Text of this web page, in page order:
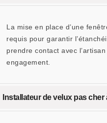
La mise en place d’une
requis pour garantir
prendre contact avec
engagement.
Installateur de velux pas